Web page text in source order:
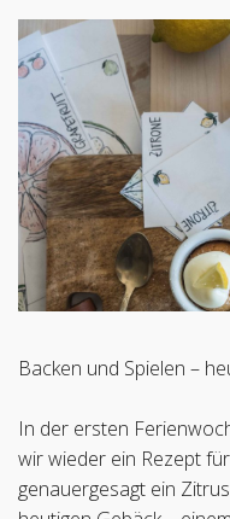
Backen und Spielen –
In der ersten
wir wieder ein Rezept
genauergesagt ein